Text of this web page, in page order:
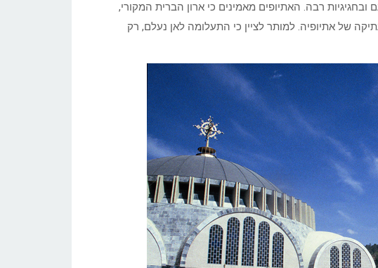
רבה. האתיופים מאמינים כי ארון הברית המקורי,
של אתיופיה. למותר לציין כי התעלומה לאן נעלם, רק